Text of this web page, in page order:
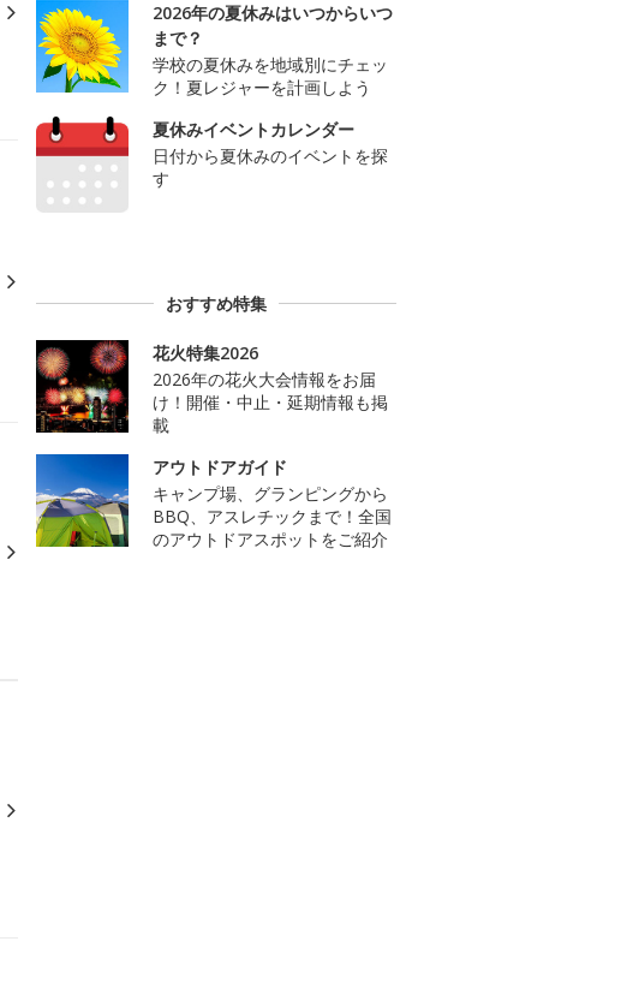
2026年の夏休みはいつからいつ
まで？
学校の夏休みを地域別にチェッ
ク！夏レジャーを計画しよう
夏休みイベントカレンダー
日付から夏休みのイベントを探
す
おすすめ特集
花火特集2026
2026年の花火大会情報をお届
け！開催・中止・延期情報も掲
載
アウトドアガイド
キャンプ場、グランピングから
BBQ、アスレチックまで！全国
のアウトドアスポットをご紹介